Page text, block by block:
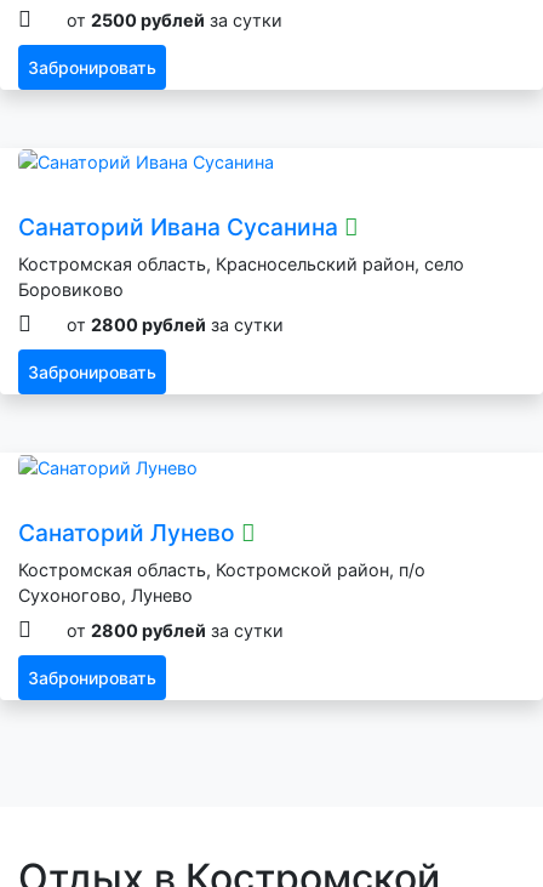
от 2500 рублей за сутки
Забронировать
Санаторий Ивана Сусанина
Костромская область, Красносельский район, село
Боровиково
от 2800 рублей за сутки
Забронировать
Санаторий Лунево
Костромская область, Костромской район, п/о
Сухоногово, Лунево
от 2800 рублей за сутки
Забронировать